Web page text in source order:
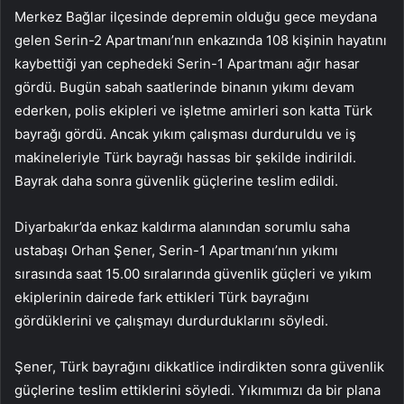
Merkez Bağlar ilçesinde depremin olduğu gece meydana
gelen Serin-2 Apartmanı’nın enkazında 108 kişinin hayatını
kaybettiği yan cephedeki Serin-1 Apartmanı ağır hasar
gördü. Bugün sabah saatlerinde binanın yıkımı devam
ederken, polis ekipleri ve işletme amirleri son katta Türk
bayrağı gördü. Ancak yıkım çalışması durduruldu ve iş
makineleriyle Türk bayrağı hassas bir şekilde indirildi.
Bayrak daha sonra güvenlik güçlerine teslim edildi.
Diyarbakır’da enkaz kaldırma alanından sorumlu saha
ustabaşı Orhan Şener, Serin-1 Apartmanı’nın yıkımı
sırasında saat 15.00 sıralarında güvenlik güçleri ve yıkım
ekiplerinin dairede fark ettikleri Türk bayrağını
gördüklerini ve çalışmayı durdurduklarını söyledi.
Şener, Türk bayrağını dikkatlice indirdikten sonra güvenlik
güçlerine teslim ettiklerini söyledi. Yıkımımızı da bir plana